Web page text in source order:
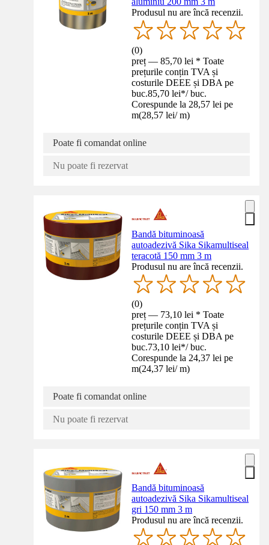
Produsul nu are încă recenzii.
(0)
preț — 85,70 lei * Toate
prețurile conțin TVA și
costurile DEEE și DBA pe
buc.85,70 lei*/ buc.
Corespunde la 28,57 lei pe
m(28,57 lei/ m)
Poate fi comandat online
Nu poate fi rezervat
Bandă bituminoasă
autoadezivă Sika Sikamultiseal
teracotă 150 mm 3 m
Produsul nu are încă recenzii.
(0)
preț — 73,10 lei * Toate
prețurile conțin TVA și
costurile DEEE și DBA pe
buc.73,10 lei*/ buc.
Corespunde la 24,37 lei pe
m(24,37 lei/ m)
Poate fi comandat online
Nu poate fi rezervat
Bandă bituminoasă
autoadezivă Sika Sikamultiseal
gri 150 mm 3 m
Produsul nu are încă recenzii.